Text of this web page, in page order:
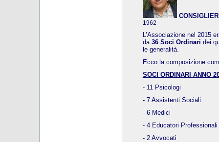
1962
L’Associazione nel 2015
da 36 Soci Ordinari dei
le generalità.
Ecco la composizione
SOCI ORDINARI ANNO
- 11 Psicologi
- 7 Assistenti Sociali
- 6 Medici
- 4 Educatori Professionali
- 2 Avvocati